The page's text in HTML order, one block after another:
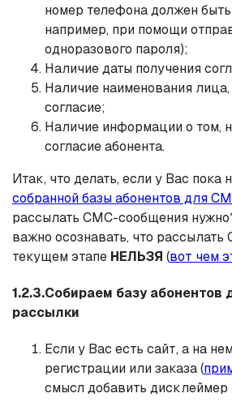
номер телефона должен
например, при помощи
одноразового пароля);
Наличие даты получения
Наличие наименования
согласие;
Наличие информации о том,
согласие абонента.
Итак, что делать, если у Вас пока
собранной базы абонентов для
рассылать СМС-сообщения
важно осознавать, что
текущем этапе НЕЛЬЗЯ (вот чем
1.2.3.Собираем базу
рассылки
Если у Вас есть сайт, а на
регистрации или заказа (
смысл добавить дисклеймер